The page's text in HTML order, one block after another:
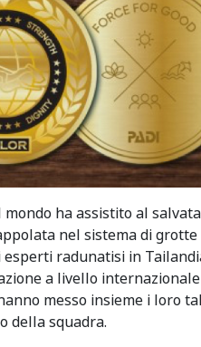
ha assistito al
nel sistema di
radunatisi in
a livello
messo insieme i loro
della squadra.